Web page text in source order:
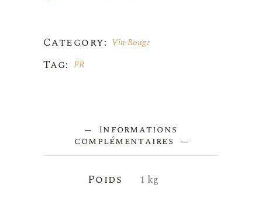
Category: Vin Rouge
Tag: FR
Informations
complémentaires
Poids 1 kg